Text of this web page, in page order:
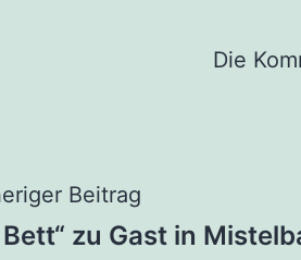
Die
Beitrag
Bett“ zu Gast in